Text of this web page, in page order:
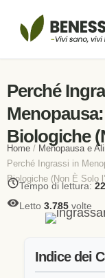
Perché
Biologiche
Home / Menopausa e
Perché Ingrassi in
Biologiche (Non È Solo
Tempo di lettura:
Letto 3.785 volte
Indice dei